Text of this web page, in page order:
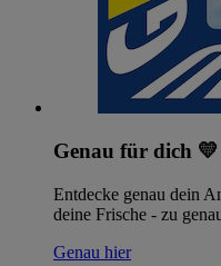
Genau für dich 💛
Entdecke genau dein
deine Frische - zu
Genau hier